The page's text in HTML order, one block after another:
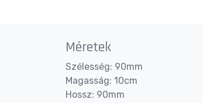
Méretek
Szélesség: 90mm
Magasság: 10cm
Hossz: 90mm